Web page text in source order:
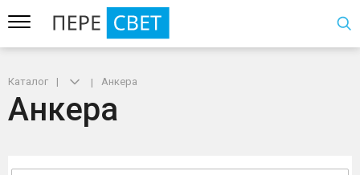
Каталог Анкера
Анкера